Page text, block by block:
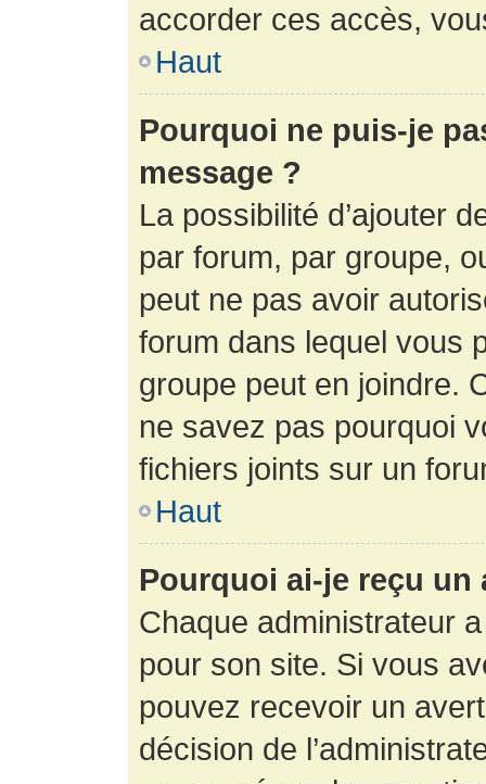
accorder ces accès,
Haut
Pourquoi ne puis-je
message ?
La possibilité d’ajouter
par forum, par groupe,
peut ne pas avoir
forum dans lequel vous
groupe peut en joindre.
ne savez pas pourquoi
fichiers joints sur un
Haut
Pourquoi ai-je reçu un
Chaque administrateur
pour son site. Si vous
pouvez recevoir un
décision de